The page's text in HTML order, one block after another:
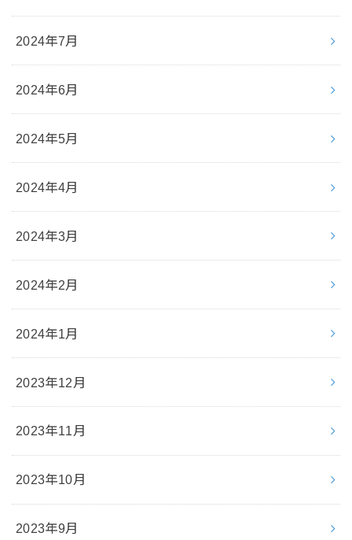
2024年7月
2024年6月
2024年5月
2024年4月
2024年3月
2024年2月
2024年1月
2023年12月
2023年11月
2023年10月
2023年9月